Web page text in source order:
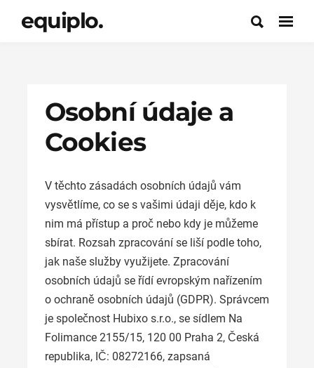
equiplo.
Osobní údaje a
Cookies
V těchto zásadách osobních údajů vám
vysvětlíme, co se s vašimi údaji děje, kdo k
nim má přístup a proč nebo kdy je můžeme
sbírat. Rozsah zpracování se liší podle toho,
jak naše služby využijete. Zpracování
osobních údajů se řídí evropským nařízením
o ochraně osobních údajů (GDPR). Správcem
je společnost Hubixo s.r.o., se sídlem Na
Folimance 2155/15, 120 00 Praha 2, Česká
republika, IČ: 08272166, zapsaná